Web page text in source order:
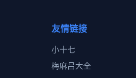
友情链接
小十七
梅麻吕大全